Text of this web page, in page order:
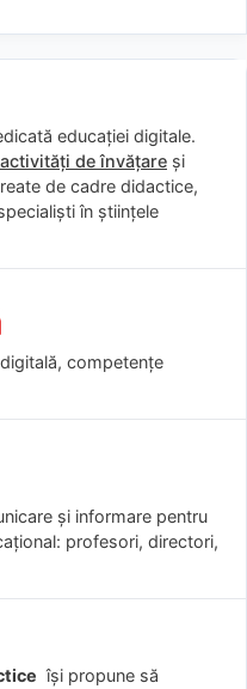
educației digitale.
de învățare și
de cadre didactice,
în științele
competențe
și informare pentru
profesori, directori,
îşi propune să